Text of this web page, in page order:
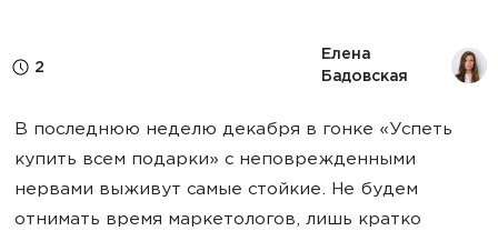
2
Елена
Бадовская
В последнюю неделю декабря в гонке «Успеть
купить всем подарки» с неповрежденными
нервами выживут самые стойкие. Не будем
отнимать время маркетологов, лишь кратко